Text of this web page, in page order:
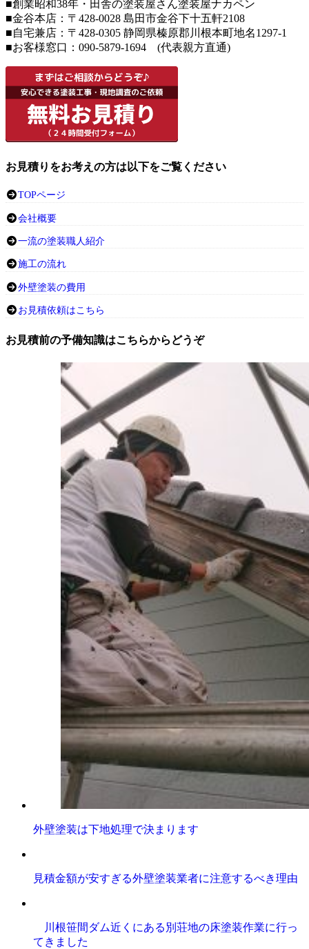
■創業昭和38年・田舎の塗装屋さん塗装屋ナカペン
■金谷本店：〒428-0028 島田市金谷下十五軒2108
■自宅兼店： 〒428-0305 静岡県榛原郡川根本町地名1297-1
■お客様窓口：090-5879-1694 (代表親方直通)
お見積りをお考えの方は以下をご覧ください
TOPページ
会社概要
一流の塗装職人紹介
施工の流れ
外壁塗装の費用
お見積依頼はこちら
お見積前の予備知識はこちらからどうぞ
外壁塗装は下地処理で決まります
見積金額が安すぎる外壁塗装業者に注意するべき理由
川根笹間ダム近くにある別荘地の床塗装作業に行っ
てきました